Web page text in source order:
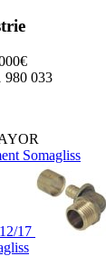
980 033
Somagliss
17